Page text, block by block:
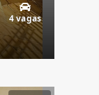
4 vagas